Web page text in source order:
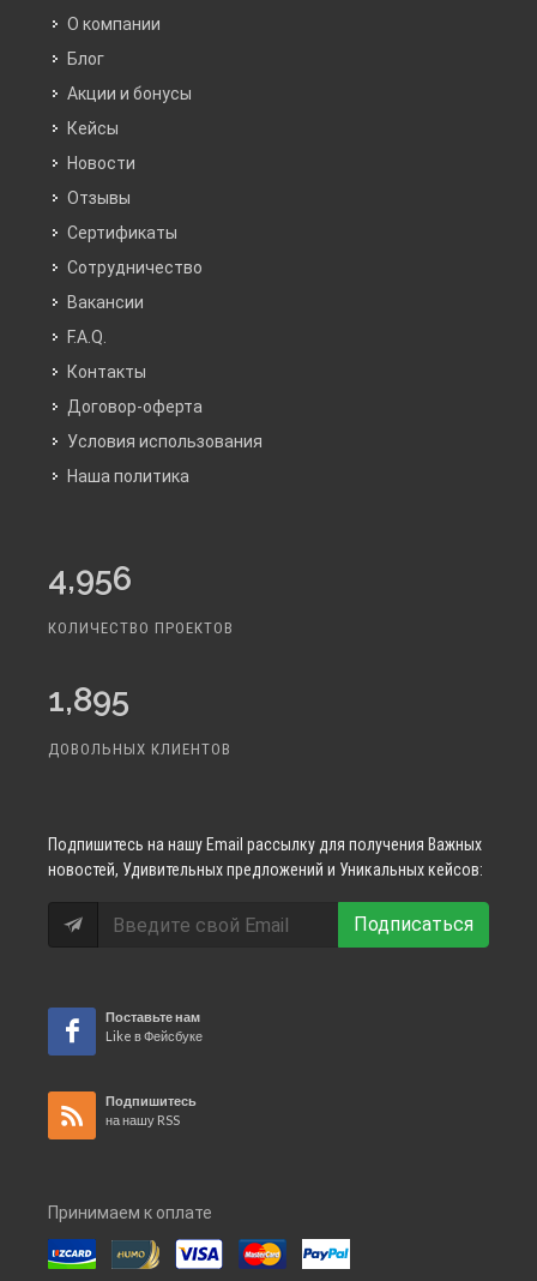
О компании
Блог
Акции и бонусы
Кейсы
Новости
Отзывы
Сертификаты
Сотрудничество
Вакансии
F.A.Q.
Контакты
Договор-оферта
Условия использования
Наша политика
4,956
КОЛИЧЕСТВО ПРОЕКТОВ
1,895
ДОВОЛЬНЫХ КЛИЕНТОВ
Подпишитесь на нашу Email рассылку для получения Важных
новостей, Удивительных предложений и Уникальных кейсов:
Подписаться
Поставьте нам
Like в Фейсбуке
Подпишитесь
на нашу RSS
Принимаем к оплате